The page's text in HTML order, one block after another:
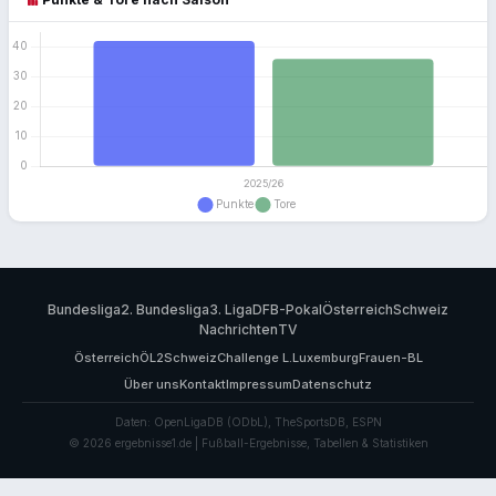
Bundesliga2. Bundesliga3. LigaDFB-PokalÖsterreichSchweiz
NachrichtenTV
ÖsterreichÖL2SchweizChallenge L. LuxemburgFrauen-BL
Über unsKontaktImpressumDatenschutz
Daten: OpenLigaDB (ODbL), TheSportsDB, ESPN
© 2026 ergebnisse1.de | Fußball-Ergebnisse, Tabellen & Statistiken